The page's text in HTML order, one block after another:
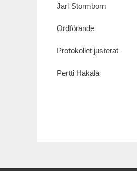
Jarl
Protokollet justerat
Pertti